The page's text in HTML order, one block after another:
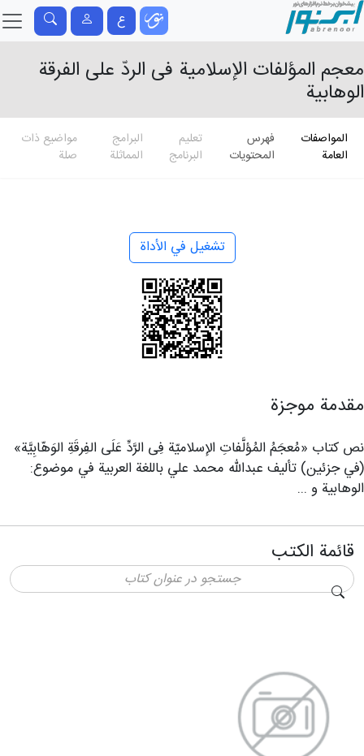
ع
معجم المؤلفات الإسلامیة فی الردّ علی الفرقة
الوهابیة
المواصفات
العامة
فهرس
المحتويات
تعلیم
البرنامج
البرامج
المماثلة
مواضيع ذات
صلة
تشغيل في الأداة
مقدمة موجزة
نص كتاب «مُعجَمُ المُؤلَّفاتِ الإسلامیّة فِی الرَّدِّ عَلَی الفِرقَةِ الوَهّابِیَّة»
(في جزئين) تأليف عبدالله محمد علي باللغة العربية في موضوع:
الوهابية و ...
قائمة الكتب